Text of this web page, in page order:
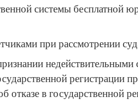
системы бесплатной
при рассмотрении
регистрации
отказе в государственной